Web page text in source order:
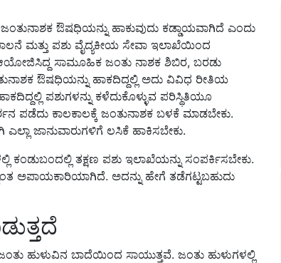
ಔಷಧಿಯನ್ನು ಹಾಕುವುದು ಕಡ್ಡಾಯವಾಗಿದೆ ಎಂದು
ಮತ್ತು ಪಶು ವೈದ್ಯಕೀಯ ಸೇವಾ ಇಲಾಖೆಯಿಂದ
ಸಾಮೂಹಿಕ ಜಂತು ನಾಶಕ ಶಿಬಿರ, ಬರಡು
ಔಷಧಿಯನ್ನು ಹಾಕದಿದ್ದಲ್ಲಿ ಅದು ವಿವಿಧ ರೀತಿಯ
ಪಶುಗಳನ್ನು ಕಳೆದುಕೊಳ್ಳುವ ಪರಿಸ್ಥಿತಿಯೂ
ಪಡೆದು ಕಾಲಕಾಲಕ್ಕೆ ಜಂತುನಾಶಕ ಬಳಕೆ ಮಾಡಬೇಕು.
ಜಾನುವಾರುಗಳಿಗೆ ಲಸಿಕೆ ಹಾಕಿಸಬೇಕು.
ಕಂಡುಬಂದಲ್ಲಿ ತಕ್ಷಣ ಪಶು ಇಲಾಖೆಯನ್ನು ಸಂಪರ್ಕಿಸಬೇಕು.
ಅಪಾಯಕಾರಿಯಾಗಿದೆ. ಅದನ್ನು ಹೇಗೆ ತಡೆಗಟ್ಟಬಹುದು
ಜಂತು ಹುಳುವಿನ ಬಾದೆಯಿಂದ ಸಾಯುತ್ತವೆ. ಜಂತು ಹುಳುಗಳಲ್ಲಿ